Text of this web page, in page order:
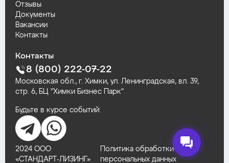
Отзывы
Документы
Вакансии
Контакты
Контакты
8 (800) 222-07-22
Московская обл., г. Химки, ул. Ленинградская, вл. 39,
стр. 6, БЦ "Химки Бизнес Парк"
Будьте в курсе событий:
2024 ООО
«СТАНДАРТ‑ЛИЗИНГ»
Политика обработки
персональных данных